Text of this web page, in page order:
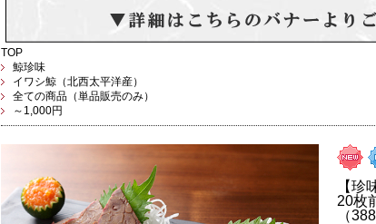
TOP
鯨珍味
イワシ鯨（北西太平洋産）
全ての商品（単品販売のみ）
～1,000円
【珍
20枚
（